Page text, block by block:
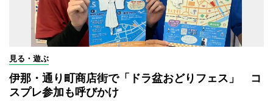
見る・遊ぶ
伊那・通り町商店街で「ドラ盆おどりフェス」 コ
スプレ参加も呼びかけ